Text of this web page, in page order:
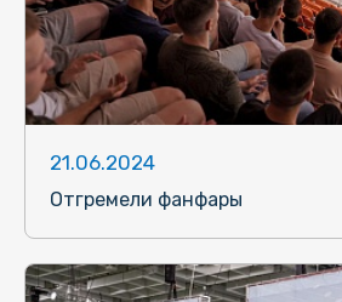
21.06.2024
Отгремели фанфары